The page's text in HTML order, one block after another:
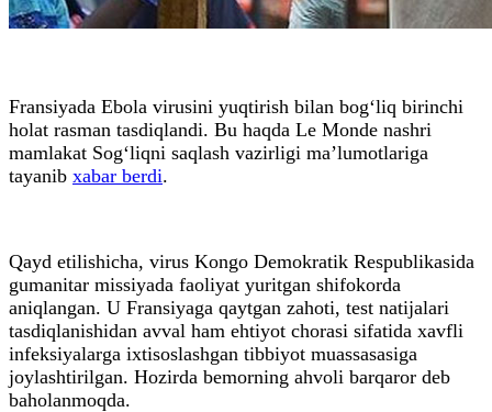
Fransiyada Ebola virusini yuqtirish bilan bog‘liq birinchi
holat rasman tasdiqlandi. Bu haqda Le Monde nashri
mamlakat Sog‘liqni saqlash vazirligi ma’lumotlariga
tayanib xabar berdi.
Qayd etilishicha, virus Kongo Demokratik Respublikasida
gumanitar missiyada faoliyat yuritgan shifokorda
aniqlangan. U Fransiyaga qaytgan zahoti, test natijalari
tasdiqlanishidan avval ham ehtiyot chorasi sifatida xavfli
infeksiyalarga ixtisoslashgan tibbiyot muassasasiga
joylashtirilgan. Hozirda bemorning ahvoli barqaror deb
baholanmoqda.